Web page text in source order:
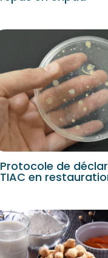
Protocole de
TIAC en